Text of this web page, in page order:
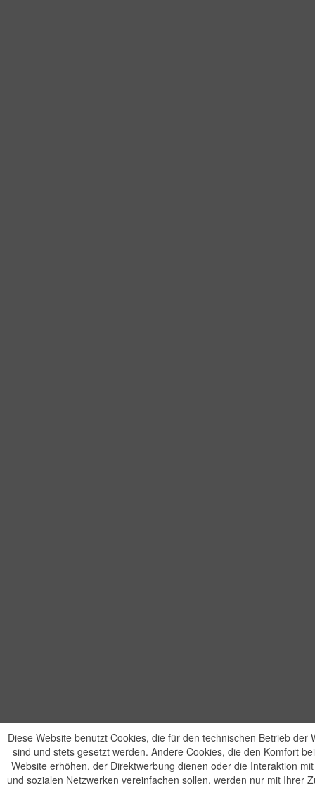
Diese Website benutzt Cookies, die für den technischen Betrieb der
sind und stets gesetzt werden. Andere Cookies, die den Komfort
Website erhöhen, der Direktwerbung dienen oder die Interaktion
und sozialen Netzwerken vereinfachen sollen, werden nur mit Ihrer